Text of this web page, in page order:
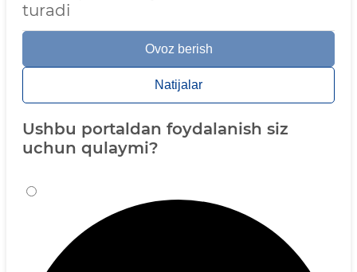
turadi
Ovoz berish
Natijalar
Ushbu portaldan foydalanish siz
uchun qulaymi?